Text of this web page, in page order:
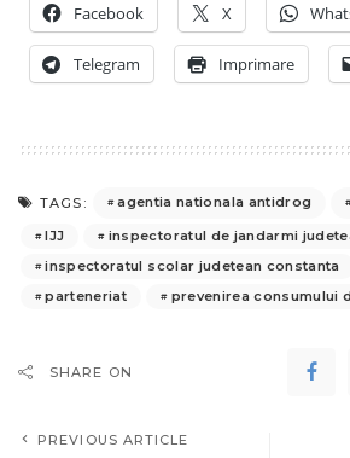
Facebook X
Telegram Imprimare
TAGS: agentia nationala antidrog
IJJ
inspectoratul de jandarmi
inspectoratul scolar judetean constanta
parteneriat
prevenirea consumului
SHARE ON
PREVIOUS ARTICLE